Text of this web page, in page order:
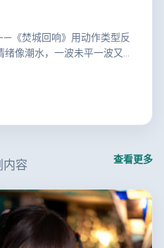
《焚城回响》用动作类型反
像潮水，一波未平一波又
内容 查看更多